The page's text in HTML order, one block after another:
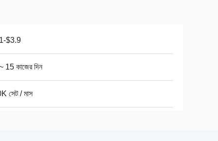
$3.9
15 কাজের দিন
সেট / মাস